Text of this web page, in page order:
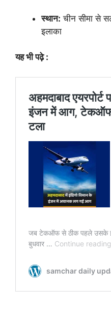
स्थान: चीन सीमा से
इलाका
यह भी पढ़े :